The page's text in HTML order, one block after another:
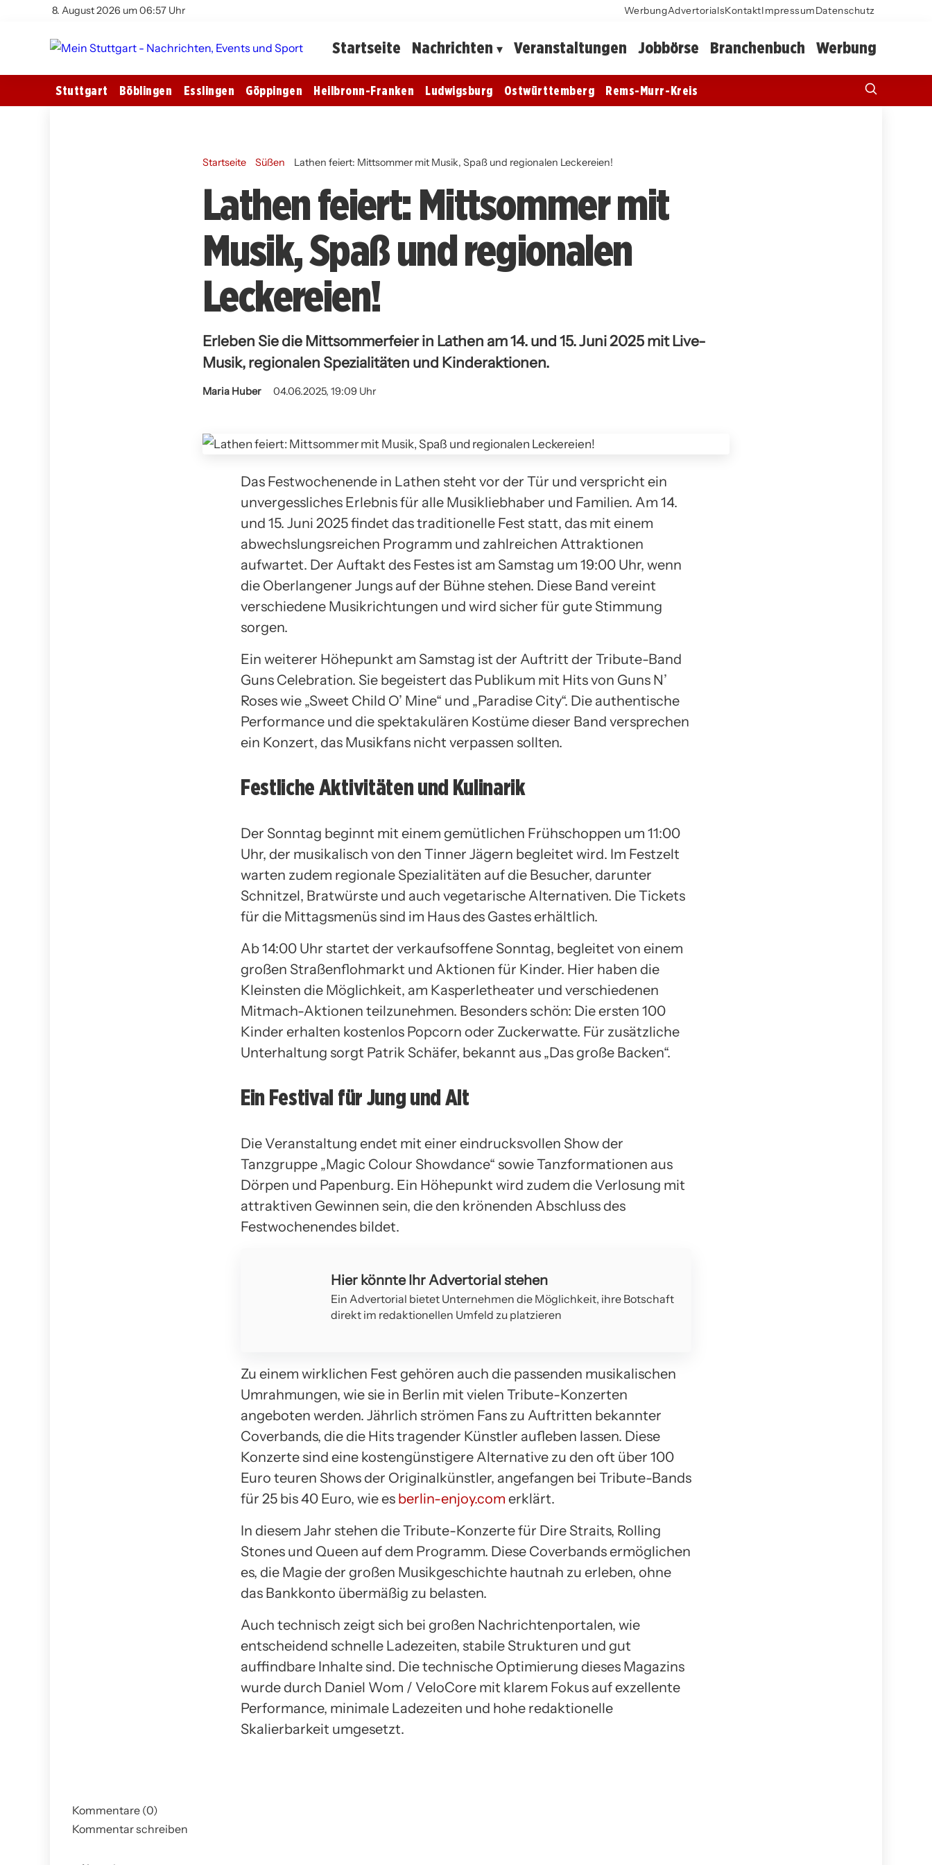
8. August 2026 um 06:57 Uhr WerbungAdvertorialsKontaktImpressumDatenschutz
Startseite Nachrichten Veranstaltungen Jobbörse Branchenbuch Werbung
Stuttgart Böblingen Esslingen Göppingen Heilbronn-Franken Ludwigsburg Ostwürttemberg Rems-Murr-Kreis
Startseite Süßen Lathen feiert: Mittsommer mit Musik, Spaß und regionalen Leckereien!
Lathen feiert: Mittsommer mit
Musik, Spaß und regionalen
Leckereien!
Erleben Sie die Mittsommerfeier in Lathen am 14. und 15. Juni 2025 mit Live-
Musik, regionalen Spezialitäten und Kinderaktionen.
Maria Huber 04.06.2025, 19:09 Uhr
Das Festwochenende in Lathen steht vor der Tür und verspricht ein
unvergessliches Erlebnis für alle Musikliebhaber und Familien. Am 14.
und 15. Juni 2025 findet das traditionelle Fest statt, das mit einem
abwechslungsreichen Programm und zahlreichen Attraktionen
aufwartet. Der Auftakt des Festes ist am Samstag um 19:00 Uhr, wenn
die Oberlangener Jungs auf der Bühne stehen. Diese Band vereint
verschiedene Musikrichtungen und wird sicher für gute Stimmung
sorgen.
Ein weiterer Höhepunkt am Samstag ist der Auftritt der Tribute-Band
Guns Celebration. Sie begeistert das Publikum mit Hits von Guns N’
Roses wie „Sweet Child O’ Mine“ und „Paradise City“. Die authentische
Performance und die spektakulären Kostüme dieser Band versprechen
ein Konzert, das Musikfans nicht verpassen sollten.
Festliche Aktivitäten und Kulinarik
Der Sonntag beginnt mit einem gemütlichen Frühschoppen um 11:00
Uhr, der musikalisch von den Tinner Jägern begleitet wird. Im Festzelt
warten zudem regionale Spezialitäten auf die Besucher, darunter
Schnitzel, Bratwürste und auch vegetarische Alternativen. Die Tickets
für die Mittagsmenüs sind im Haus des Gastes erhältlich.
Ab 14:00 Uhr startet der verkaufsoffene Sonntag, begleitet von einem
großen Straßenflohmarkt und Aktionen für Kinder. Hier haben die
Kleinsten die Möglichkeit, am Kasperletheater und verschiedenen
Mitmach-Aktionen teilzunehmen. Besonders schön: Die ersten 100
Kinder erhalten kostenlos Popcorn oder Zuckerwatte. Für zusätzliche
Unterhaltung sorgt Patrik Schäfer, bekannt aus „Das große Backen“.
Ein Festival für Jung und Alt
Die Veranstaltung endet mit einer eindrucksvollen Show der
Tanzgruppe „Magic Colour Showdance“ sowie Tanzformationen aus
Dörpen und Papenburg. Ein Höhepunkt wird zudem die Verlosung mit
attraktiven Gewinnen sein, die den krönenden Abschluss des
Festwochenendes bildet.
Hier könnte Ihr Advertorial stehen
Ein Advertorial bietet Unternehmen die Möglichkeit, ihre Botschaft
direkt im redaktionellen Umfeld zu platzieren
Zu einem wirklichen Fest gehören auch die passenden musikalischen
Umrahmungen, wie sie in Berlin mit vielen Tribute-Konzerten
angeboten werden. Jährlich strömen Fans zu Auftritten bekannter
Coverbands, die die Hits tragender Künstler aufleben lassen. Diese
Konzerte sind eine kostengünstigere Alternative zu den oft über 100
Euro teuren Shows der Originalkünstler, angefangen bei Tribute-Bands
für 25 bis 40 Euro, wie es berlin-enjoy.com erklärt.
In diesem Jahr stehen die Tribute-Konzerte für Dire Straits, Rolling
Stones und Queen auf dem Programm. Diese Coverbands ermöglichen
es, die Magie der großen Musikgeschichte hautnah zu erleben, ohne
das Bankkonto übermäßig zu belasten.
Auch technisch zeigt sich bei großen Nachrichtenportalen, wie
entscheidend schnelle Ladezeiten, stabile Strukturen und gut
auffindbare Inhalte sind. Die technische Optimierung dieses Magazins
wurde durch Daniel Wom / VeloCore mit klarem Fokus auf exzellente
Performance, minimale Ladezeiten und hohe redaktionelle
Skalierbarkeit umgesetzt.
Kommentare (0)
Kommentar schreiben